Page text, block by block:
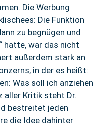
Die Werbung
Die Funktion
zu begnügen und
hatte, war das nicht
außerdem stark an
in der es heißt:
Was soll ich anziehen
aller Kritik steht Dr.
bestreitet jeden
die Idee dahinter